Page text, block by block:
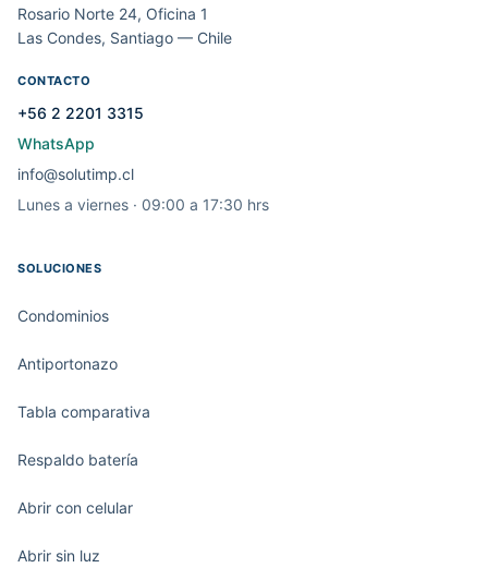
Rosario Norte 24, Oficina 1
Las Condes, Santiago — Chile
CONTACTO
+56 2 2201 3315
WhatsApp
info@solutimp.cl
Lunes a viernes · 09:00 a 17:30 hrs
SOLUCIONES
Condominios
Antiportonazo
Tabla comparativa
Respaldo batería
Abrir con celular
Abrir sin luz